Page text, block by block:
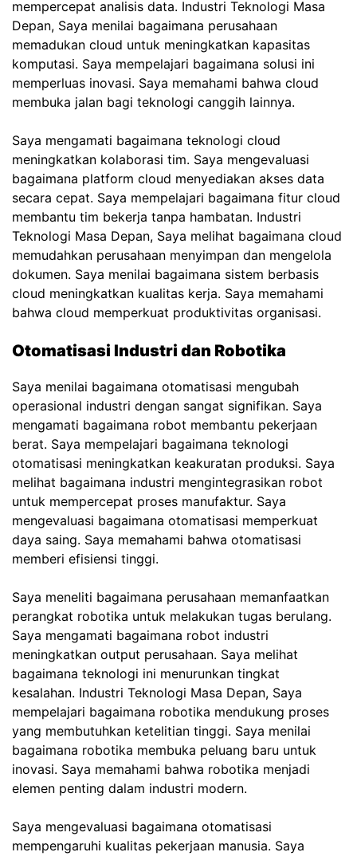
mempercepat analisis data. Industri Teknologi Masa
Depan, Saya menilai bagaimana perusahaan
memadukan cloud untuk meningkatkan kapasitas
komputasi. Saya mempelajari bagaimana solusi ini
memperluas inovasi. Saya memahami bahwa cloud
membuka jalan bagi teknologi canggih lainnya.
Saya mengamati bagaimana teknologi cloud
meningkatkan kolaborasi tim. Saya mengevaluasi
bagaimana platform cloud menyediakan akses data
secara cepat. Saya mempelajari bagaimana fitur cloud
membantu tim bekerja tanpa hambatan. Industri
Teknologi Masa Depan, Saya melihat bagaimana cloud
memudahkan perusahaan menyimpan dan mengelola
dokumen. Saya menilai bagaimana sistem berbasis
cloud meningkatkan kualitas kerja. Saya memahami
bahwa cloud memperkuat produktivitas organisasi.
Otomatisasi Industri dan Robotika
Saya menilai bagaimana otomatisasi mengubah
operasional industri dengan sangat signifikan. Saya
mengamati bagaimana robot membantu pekerjaan
berat. Saya mempelajari bagaimana teknologi
otomatisasi meningkatkan keakuratan produksi. Saya
melihat bagaimana industri mengintegrasikan robot
untuk mempercepat proses manufaktur. Saya
mengevaluasi bagaimana otomatisasi memperkuat
daya saing. Saya memahami bahwa otomatisasi
memberi efisiensi tinggi.
Saya meneliti bagaimana perusahaan memanfaatkan
perangkat robotika untuk melakukan tugas berulang.
Saya mengamati bagaimana robot industri
meningkatkan output perusahaan. Saya melihat
bagaimana teknologi ini menurunkan tingkat
kesalahan. Industri Teknologi Masa Depan, Saya
mempelajari bagaimana robotika mendukung proses
yang membutuhkan ketelitian tinggi. Saya menilai
bagaimana robotika membuka peluang baru untuk
inovasi. Saya memahami bahwa robotika menjadi
elemen penting dalam industri modern.
Saya mengevaluasi bagaimana otomatisasi
mempengaruhi kualitas pekerjaan manusia. Saya